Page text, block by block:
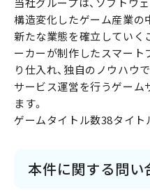
当社グループは、ソフトウ
構造変化したゲーム産業の
新たな業態を確立していく
ーカーが制作したスマート
り仕入れ、独自のノウハウ
サービス運営を行うゲーム
ます。
ゲームタイトル数38タイト
本件に関する問い